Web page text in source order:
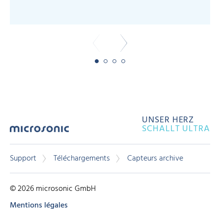
UNSER HERZ
SCHALLT ULTRA
Support Téléchargements Capteurs archive
© 2026 microsonic GmbH
Mentions légales